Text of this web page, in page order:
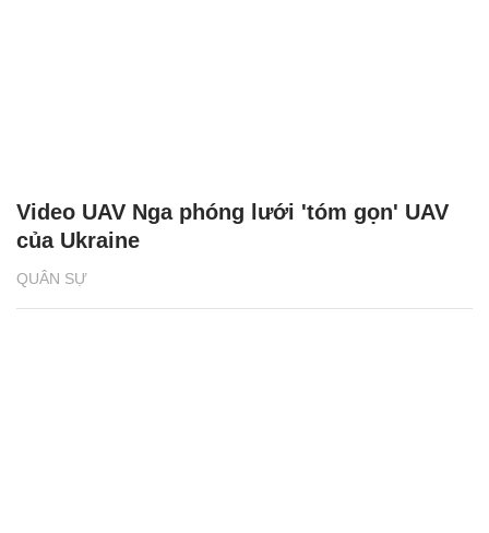
QUÂN SỰ
Video UAV Nga phóng lưới 'tóm gọn' UAV
của Ukraine